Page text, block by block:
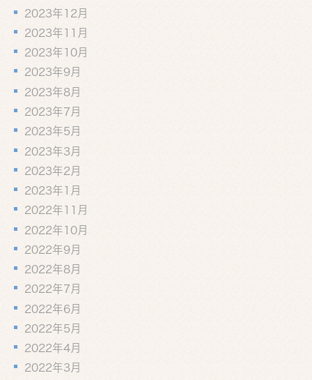
2023年12月
2023年11月
2023年10月
2023年9月
2023年8月
2023年7月
2023年5月
2023年3月
2023年2月
2023年1月
2022年11月
2022年10月
2022年9月
2022年8月
2022年7月
2022年6月
2022年5月
2022年4月
2022年3月